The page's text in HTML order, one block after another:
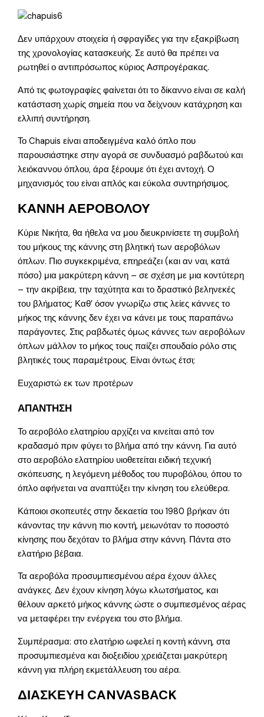
Δεν υπάρχουν στοιχεία ή σφραγίδες για την εξακρίβωση
της χρονολογίας κατασκευής. Σε αυτό θα πρέπει να
ρωτηθεί ο αντιπρόσωπος κύριος Ασπρογέρακας.
Από τις φωτογραφίες φαίνεται ότι το δίκαννο είναι σε καλή
κατάσταση χωρίς σημεία που να δείχνουν κατάχρηση και
ελλιπή συντήρηση.
Το Chapuis είναι αποδειγμένα καλό όπλο που
παρουσιάστηκε στην αγορά σε συνδυασμό ραβδωτού και
λειόκαννου όπλου, άρα ξέρουμε ότι έχει αντοχή. Ο
μηχανισμός του είναι απλός και εύκολα συντηρήσιμος.
ΚΑΝΝΗ ΑΕΡΟΒΟΛΟΥ
Κύριε Νικήτα, θα ήθελα να μου διευκρινίσετε τη συμβολή
του μήκους της κάννης στη βλητική των αεροβόλων
όπλων. Πιο συγκεκριμένα, επηρεάζει (και αν ναι, κατά
πόσο) μια μακρύτερη κάννη – σε σχέση με μια κοντύτερη
– την ακρίβεια, την ταχύτητα και το δραστικό βεληνεκές
του βλήματος; Καθ’ όσον γνωρίζω στις λείες κάννες το
μήκος της κάννης δεν έχει να κάνει με τους παραπάνω
παράγοντες. Στις ραβδωτές όμως κάννες των αεροβόλων
όπλων μάλλον το μήκος τους παίζει σπουδαίο ρόλο στις
βλητικές τους παραμέτρους. Είναι όντως έτσι;
Ευχαριστώ εκ των προτέρων
ΑΠΑΝΤΗΣΗ
Το αεροβόλο ελατηρίου αρχίζει να κινείται από τον
κραδασμό πριν φύγει το βλήμα από την κάννη. Για αυτό
στο αεροβόλο ελατηρίου υιοθετείται ειδική τεχνική
σκόπευσης, η λεγόμενη μέθοδος του πυροβόλου, όπου το
όπλο αφήνεται να αναπτύξει την κίνηση του ελεύθερα.
Κάποιοι σκοπευτές στην δεκαετία του 1980 βρήκαν ότι
κάνοντας την κάννη πιο κοντή, μειωνόταν το ποσοστό
κίνησης που δεχόταν το βλήμα στην κάννη. Πάντα στο
ελατήριο βέβαια.
Τα αεροβόλα προσυμπιεσμένου αέρα έχουν άλλες
ανάγκες. Δεν έχουν κίνηση λόγω κλωτσήματος, και
θέλουν αρκετό μήκος κάννης ώστε ο συμπιεσμένος αέρας
να μεταφέρει την ενέργεια του στο βλήμα.
Συμπέρασμα: στο ελατήριο ωφελεί η κοντή κάννη, στα
προσυμπιεσμένα και διοξειδίου χρειάζεται μακρύτερη
κάννη για πλήρη εκμετάλλευση του αέρα.
ΔΙΑΣΚΕΥΗ CANVASBACK